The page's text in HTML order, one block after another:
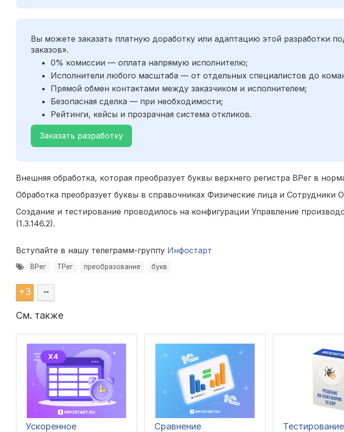
Вы можете заказать платную доработку или адаптацию этой разработки
заказов».
0% комиссии — оплата напрямую исполнителю;
Исполнители любого масштаба — от отдельных специалистов до
Прямой обмен контактами между заказчиком и исполнителем;
Безопасная сделка — при необходимости;
Рейтинги, кейсы и прозрачная система откликов.
Заказать разработку
Внешняя обработка, которая преобразует буквы верхнего регистра ВРег в
Обработка преобразует буквы в справочниках Физические лица и Сотрудники
Создание и тестирование проводилось на конфигурации Управление
(1.3.146.2).
Вступайте в нашу телеграмм-группу Инфостарт
ВРег ТРег преобразование букв
+3 –
См. также
Ускоренное
Сравнение